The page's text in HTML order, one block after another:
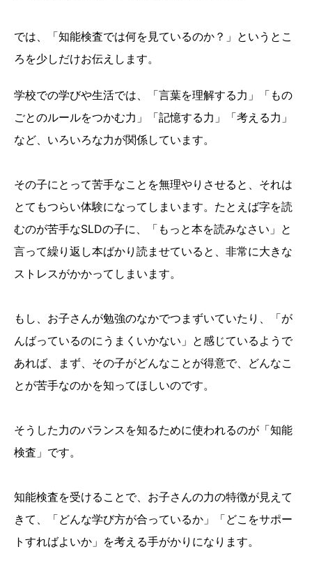
では、「知能検査では何を見ているのか？」というとこ
ろを少しだけお伝えします。
学校での学びや生活では、「言葉を理解する力」「もの
ごとのルールをつかむ力」「記憶する力」「考える力」
など、いろいろな力が関係しています。
その子にとって苦手なことを無理やりさせると、それは
とてもつらい体験になってしまいます。たとえば字を読
むのが苦手なSLDの子に、「もっと本を読みなさい」と
言って繰り返し本ばかり読ませていると、非常に大きな
ストレスがかかってしまいます。
もし、お子さんが勉強のなかでつまずいていたり、「が
んばっているのにうまくいかない」と感じているようで
あれば、まず、その子がどんなことが得意で、どんなこ
とが苦手なのかを知ってほしいのです。
そうした力のバランスを知るために使われるのが「知能
検査」です。
知能検査を受けることで、お子さんの力の特徴が見えて
きて、「どんな学び方が合っているか」「どこをサポー
トすればよいか」を考える手がかりになります。